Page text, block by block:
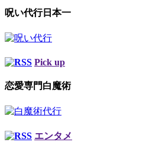
呪い代行日本一
Pick up
恋愛専門白魔術
エンタメ